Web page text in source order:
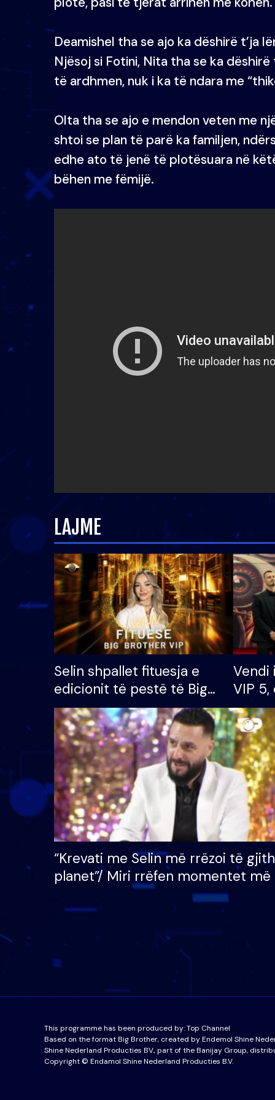
Deamishel tha se ajo ka dëshirë t’ja
Njësoj si Fotini, Nita tha se ka
të ardhmen, nuk i ka të ndara me
Olta tha se ajo e mendon veten me
shtoi se plan të parë ka familjen,
edhe ato të jenë të plotësuara në
bëhen me fëmijë.
LAJME
Selin shpallet fituesja e
edicionit të pestë të Big
Brother VIP, rrëmben
çmimin e madh prej 100
mijë eurosh
Vendi
VIP
“Krevati me Selin më rrëzoi të
planet”/ Miri rrëfen momentet më
bukura në shtëpinë e BB VIP: Do
mungojë zilja e mëngjesit kur…
This programme has been produced by:Top Channel
Based on the format Big Brother, created by Endemol Shine
Shine Nederland Producties BV., part of the Banijay Group,
Copyright © Endamol Shine Nederland Producties B.V.